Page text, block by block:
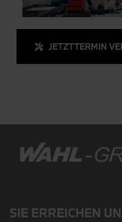
JETZT TERMIN
SIE ERREICHEN